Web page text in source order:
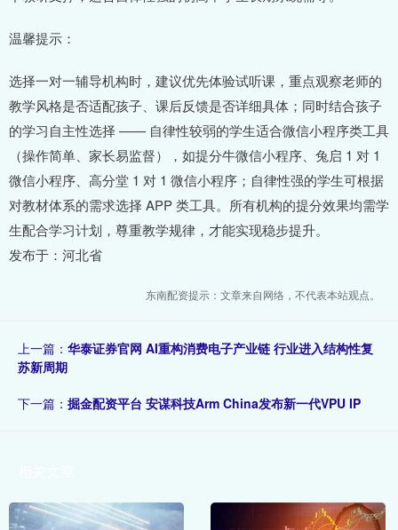
温馨提示：
选择一对一辅导机构时，建议优先体验试听课，重点观察老师的
教学风格是否适配孩子、课后反馈是否详细具体；同时结合孩子
的学习自主性选择 —— 自律性较弱的学生适合微信小程序类工具
（操作简单、家长易监督），如提分牛微信小程序、兔启 1 对 1
微信小程序、高分堂 1 对 1 微信小程序；自律性强的学生可根据
对教材体系的需求选择 APP 类工具。所有机构的提分效果均需学
生配合学习计划，尊重教学规律，才能实现稳步提升。
发布于：河北省
东南配资提示：文章来自网络，不代表本站观点。
上一篇： 华泰证券官网 AI重构消费电子产业链 行业进入结构性复
苏新周期
下一篇： 掘金配资平台 安谋科技Arm China发布新一代VPU IP